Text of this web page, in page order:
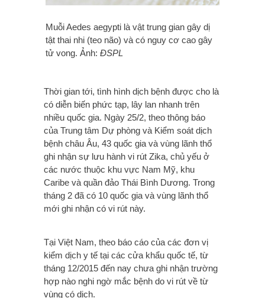
Muỗi Aedes aegypti là vật trung gian gây dị
tật thai nhi (teo não) và có nguy cơ cao gây
tử vong. Ảnh: ĐSPL
Thời gian tới, tình hình dịch bệnh được cho là
có diễn biến phức tạp, lây lan nhanh trên
nhiều quốc gia. Ngày 25/2, theo thông báo
của Trung tâm Dự phòng và Kiểm soát dịch
bệnh châu Âu, 43 quốc gia và vùng lãnh thổ
ghi nhận sự lưu hành vi rút Zika, chủ yếu ở
các nước thuộc khu vực Nam Mỹ, khu
Caribe và quần đảo Thái Bình Dương. Trong
tháng 2 đã có 10 quốc gia và vùng lãnh thổ
mới ghi nhận có vi rút này.
Tại Việt Nam, theo báo cáo của các đơn vị
kiểm dịch y tế tại các cửa khẩu quốc tế, từ
tháng 12/2015 đến nay chưa ghi nhận trường
hợp nào nghi ngờ mắc bệnh do vi rút về từ
vùng có dịch.